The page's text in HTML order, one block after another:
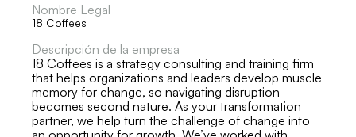
Nombre Legal
18 Coffees
Descripción de la empresa
18 Coffees is a strategy consulting and training firm
that helps organizations and leaders develop muscle
memory for change, so navigating disruption
becomes second nature. As your transformation
partner, we help turn the challenge of change into